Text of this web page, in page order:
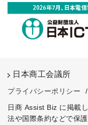
日本商工会議所
プライバシーポリシー /
日商 Assist Biz に掲載
法や国際条約などで保護